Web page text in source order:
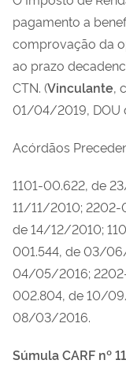
pagamento a
comprovação da
ao prazo
CTN. (Vinculante,
01/04/2019,
Acórdãos
1101-00.622, de
11/11/2010; 2202-
de 14/12/2010;
001.544, de 03/
04/05/2016;
002.804, de 10/
08/03/2016.
Súmula CARF nº